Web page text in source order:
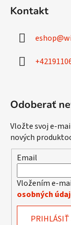
Kontakt
eshop@
Odoberať
Vložte svoj e-
nových
Email
Vložením e-
osobných
PRIHLÁSIŤ